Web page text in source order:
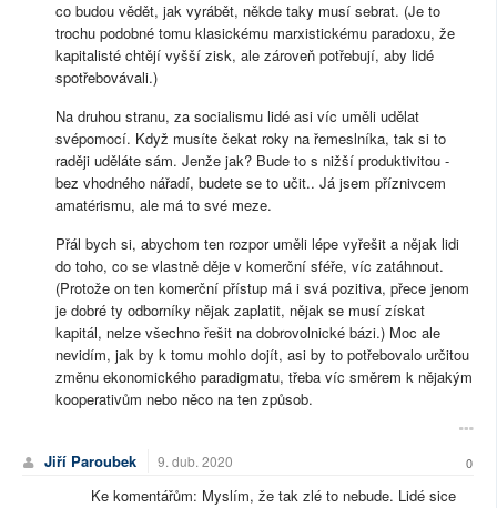
co budou vědět, jak vyrábět, někde taky musí sebrat. (Je to
trochu podobné tomu klasickému marxistickému paradoxu, že
kapitalisté chtějí vyšší zisk, ale zároveň potřebují, aby lidé
spotřebovávali.)
Na druhou stranu, za socialismu lidé asi víc uměli udělat
svépomocí. Když musíte čekat roky na řemeslníka, tak si to
raději uděláte sám. Jenže jak? Bude to s nižší produktivitou -
bez vhodného nářadí, budete se to učit.. Já jsem příznivcem
amatérismu, ale má to své meze.
Přál bych si, abychom ten rozpor uměli lépe vyřešit a nějak lidi
do toho, co se vlastně děje v komerční sféře, víc zatáhnout.
(Protože on ten komerční přístup má i svá pozitiva, přece jenom
je dobré ty odborníky nějak zaplatit, nějak se musí získat
kapitál, nelze všechno řešit na dobrovolnické bázi.) Moc ale
nevidím, jak by k tomu mohlo dojít, asi by to potřebovalo určitou
změnu ekonomického paradigmatu, třeba víc směrem k nějakým
kooperativům nebo něco na ten způsob.
Jiří Paroubek 9. dub. 2020 0
Ke komentářům: Myslím, že tak zlé to nebude. Lidé sice